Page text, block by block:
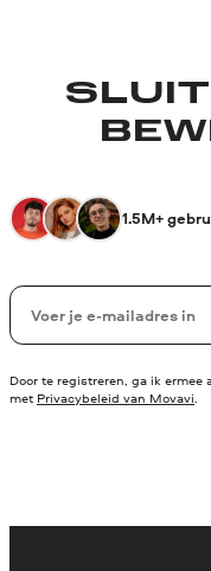
1.5M+
Uw e-mail
Door te registreren, ga ik
met Privacybeleid van Movavi